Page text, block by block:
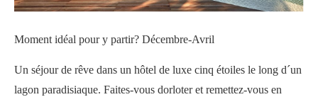
Moment idéal pour y partir? Décembre-Avril
Un séjour de rêve dans un hôtel de luxe cinq étoiles le long d´un
lagon paradisiaque. Faites-vous dorloter et remettez-vous en